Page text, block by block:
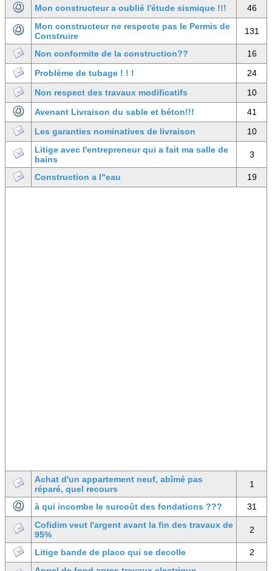
Mon constructeur a oublié l'étude sismique !!!
46
Mon constructeur ne respecte pas le Permis de
Construire
131
Non conformite de la construction??
16
Problème de tubage ! ! !
24
Non respect des travaux modificatifs
10
Avenant Livraison du sable et béton!!!
41
Les garanties nominatives de livraison
10
Litige avec l'entrepreneur qui a fait ma salle de
bains
3
Construction a l"eau 19
Achat d'un appartement neuf, abîmé pas
réparé, quel recours
1
à qui incombe le surcoût des fondations ???
31
Cofidim veut l'argent avant la fin des travaux de
95%
2
Litige bande de placo qui se decolle
2